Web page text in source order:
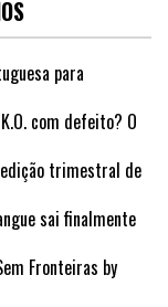
para
com defeito? O
trimestral de
sai finalmente
Fronteiras by